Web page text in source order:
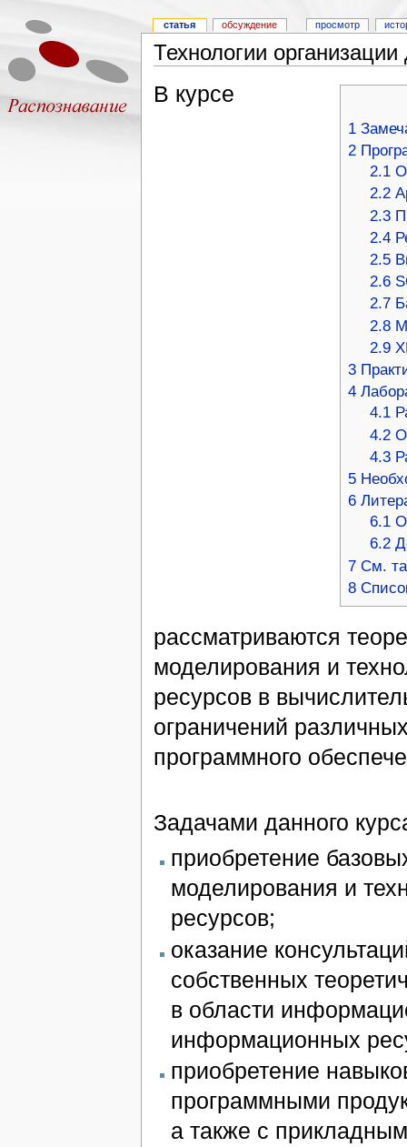
Технологии
1
2
2.1
2.2
2.3
2.4
2.5
2.6
2.7
2.8
2.9
3
4
4.1
4.2
4.3
5
6
6.1
6.2
7 См.
8
В курсе
рассматриваются
моделирования и
ресурсов в
ограничений
программного
Задачами данного
приобретение
моделирования и
ресурсов;
оказание
собственных
в области
информационных
приобретение
программными
а также с
статья обсуждение просмотр